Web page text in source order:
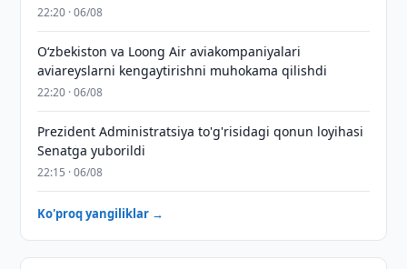
22:20 · 06/08
Oʻzbekiston va Loong Air aviakompaniyalari
aviareyslarni kengaytirishni muhokama qilishdi
22:20 · 06/08
Prezident Administratsiya to'g'risidagi qonun loyihasi
Senatga yuborildi
22:15 · 06/08
Ko'proq yangiliklar →